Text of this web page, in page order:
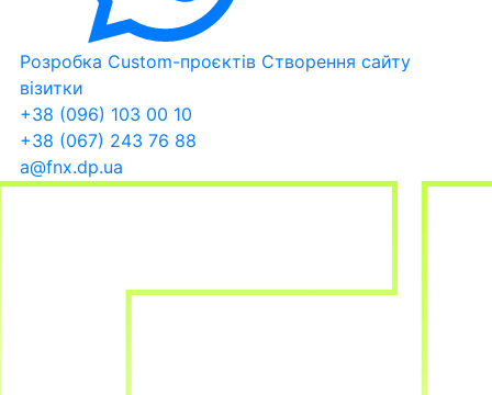
Розробка Custom-проєктів Створення сайту
візитки
+38 (096) 103 00 10
+38 (067) 243 76 88
a@fnx.dp.ua